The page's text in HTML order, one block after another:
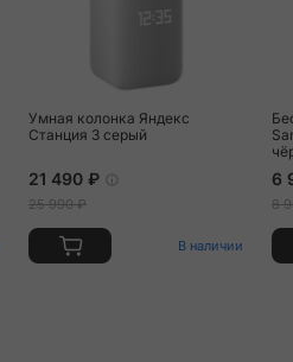
Умная колонка Яндекс
Станция 3 серый
21 490 ₽
25 990 ₽
В наличии
6
8